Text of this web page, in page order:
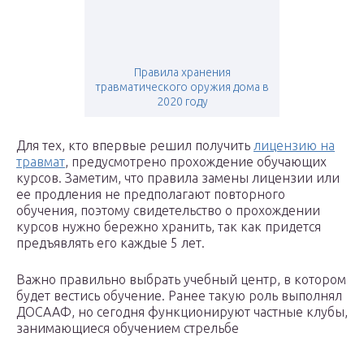
Правила хранения
травматического оружия дома в
2020 году
Для тех, кто впервые решил получить лицензию на
травмат, предусмотрено прохождение обучающих
курсов. Заметим, что правила замены лицензии или
ее продления не предполагают повторного
обучения, поэтому свидетельство о прохождении
курсов нужно бережно хранить, так как придется
предъявлять его каждые 5 лет.
Важно правильно выбрать учебный центр, в котором
будет вестись обучение. Ранее такую роль выполнял
ДОСААФ, но сегодня функционируют частные клубы,
занимающиеся обучением стрельбе